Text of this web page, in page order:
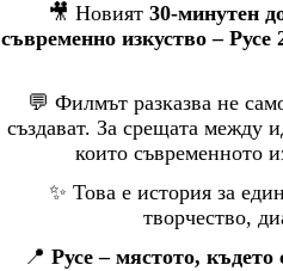
🎥 Новият 30-минутен
съвременно изкуство – Русе
💬 Филмът разказва не
създават. За срещата между
които съвременното
✨ Това е история за
творчество,
📍 Русе – мястото,